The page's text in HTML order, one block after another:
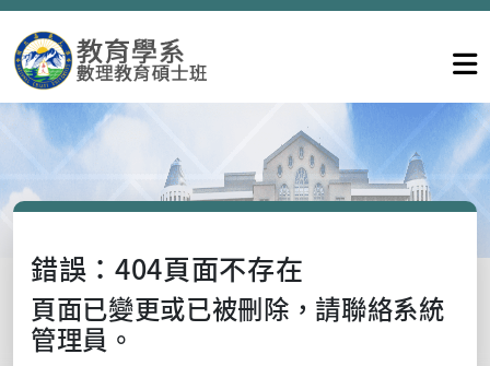
錯誤：404頁面不存在
頁面已變更或已被刪除，請聯絡系統
管理員。